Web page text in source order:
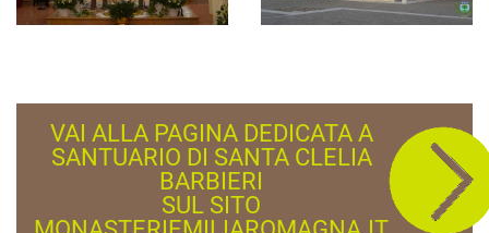
VAI ALLA PAGINA DEDICATA A
SANTUARIO DI SANTA CLELIA
BARBIERI
SUL SITO